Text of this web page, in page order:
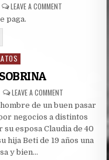
LEAVE A COMMENTON
paga.
LEAVE A COMMENT
CUÑADA
MI
SOBRINA
de un buen pasar
negocios a distintos
esposa Claudia de 40
hija Beti de 19 años una
y bien…